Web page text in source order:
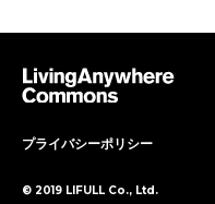
プライバシーポリシー
© 2019 LIFULL Co., Ltd.